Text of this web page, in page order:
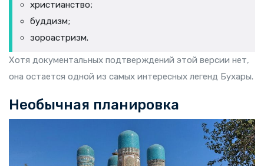
христианство;
буддизм;
зороастризм.
Хотя документальных подтверждений этой версии нет,
она остается одной из самых интересных легенд Бухары.
Необычная планировка